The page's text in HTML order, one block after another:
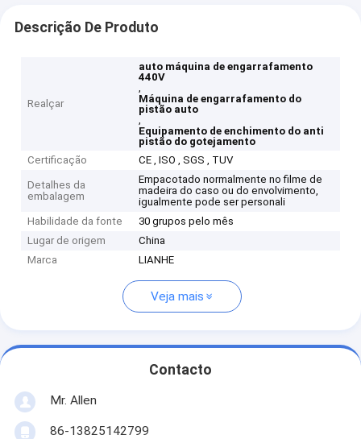
Descrição De Produto
Realçar
auto máquina de engarrafamento
440V
,
Máquina de engarrafamento do
pistão auto
,
Equipamento de enchimento do anti
pistão do gotejamento
Certificação
CE , ISO , SGS , TUV
Detalhes da
embalagem
Empacotado normalmente no filme de
madeira do caso ou do envolvimento,
igualmente pode ser personali
Habilidade da fonte
30 grupos pelo mês
Lugar de origem
China
Marca
LIANHE
Veja mais
Contacto
Mr. Allen
86-13825142799